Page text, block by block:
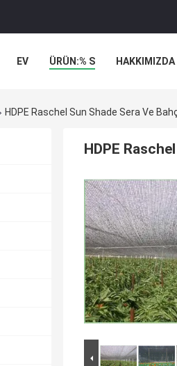
EV ÜRÜN:% S HAKKIMIZDA
HDPE Raschel Sun Shade Sera Ve
HDPE